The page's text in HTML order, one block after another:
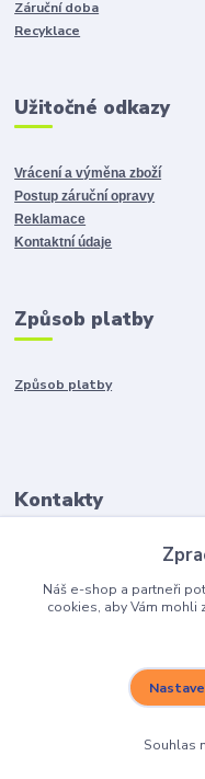
Záruční doba
Recyklace
Užitočné odkazy
Vrácení a výměna zboží
Postup záruční opravy
Reklamace
Kontaktní údaje
Způsob platby
Způsob platby
Kontakty
Po-Pia 8:00-15:00
Náš e-shop a partneři
cookies, aby Vám mohli
Souhlas